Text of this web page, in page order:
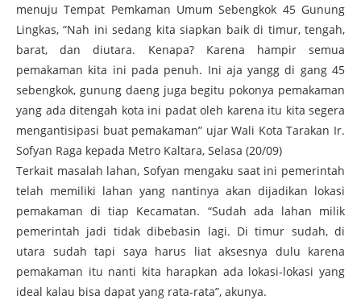
menuju Tempat Pemkaman Umum Sebengkok 45 Gunung
Lingkas, “Nah ini sedang kita siapkan baik di timur, tengah,
barat, dan diutara. Kenapa? Karena hampir semua
pemakaman kita ini pada penuh. Ini aja yangg di gang 45
sebengkok, gunung daeng juga begitu pokonya pemakaman
yang ada ditengah kota ini padat oleh karena itu kita segera
mengantisipasi buat pemakaman” ujar Wali Kota Tarakan Ir.
Sofyan Raga kepada Metro Kaltara, Selasa (20/09)
Terkait masalah lahan, Sofyan mengaku saat ini pemerintah
telah memiliki lahan yang nantinya akan dijadikan lokasi
pemakaman di tiap Kecamatan. “Sudah ada lahan milik
pemerintah jadi tidak dibebasin lagi. Di timur sudah, di
utara sudah tapi saya harus liat aksesnya dulu karena
pemakaman itu nanti kita harapkan ada lokasi-lokasi yang
ideal kalau bisa dapat yang rata-rata”, akunya.